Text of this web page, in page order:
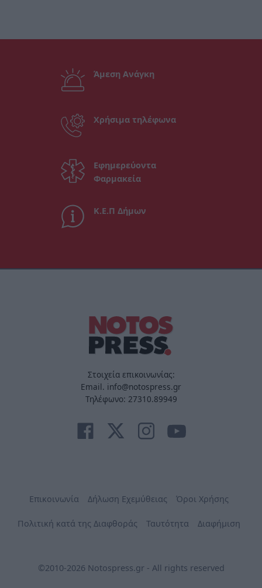
Άμεση Ανάγκη
Χρήσιμα τηλέφωνα
Εφημερεύοντα
Φαρμακεία
Κ.Ε.Π Δήμων
Στοιχεία επικοινωνίας:
Email. info@notospress.gr
Τηλέφωνο: 27310.89949
Επικοινωνία Δήλωση Εχεμύθειας Όροι Χρήσης
Πολιτική κατά της Διαφθοράς Ταυτότητα Διαφήμιση
©2010-2026 Notospress.gr - All rights reserved